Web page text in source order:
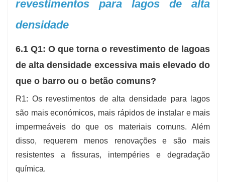
revestimentos para lagos de alta
densidade
6.1 Q1: O que torna o revestimento de lagoas
de alta densidade excessiva mais elevado do
que o barro ou o betão comuns?
R1: Os revestimentos de alta densidade para lagos
são mais económicos, mais rápidos de instalar e mais
impermeáveis do que os materiais comuns. Além
disso, requerem menos renovações e são mais
resistentes a fissuras, intempéries e degradação
química.